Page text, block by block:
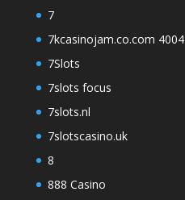
7
7kcasinojam.co.com 4004
7Slots
7slots focus
7slots.nl
7slotscasino.uk
8
888 Casino